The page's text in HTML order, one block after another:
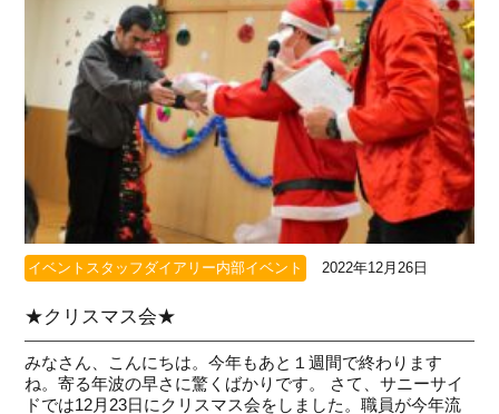
イベントスタッフダイアリー内部イベント 2022年12月26日
★クリスマス会★
みなさん、こんにちは。今年もあと１週間で終わります
ね。寄る年波の早さに驚くばかりです。 さて、サニーサイ
ドでは12月23日にクリスマス会をしました。職員が今年流